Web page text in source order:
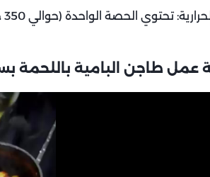
الحصة الواحدة (حوالي 350 جرامًا من الطاجن) على ما يقارب: 430 سعرة حرارية.
عمل طاجن البامية باللحمة